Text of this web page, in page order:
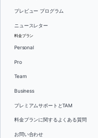
プレビュー プログラム
ニュースレター
料金プラン
Personal
Pro
Team
Business
プレミアムサポートとTAM
料金プランに関するよくある質問
お問い合わせ